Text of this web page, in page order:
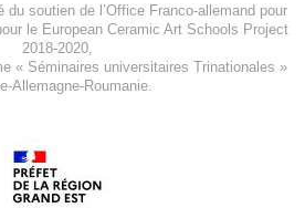
soutien de l’Office Franco-allemand pour
leEuropean Ceramic Art Schools Project
2018-2020
« Séminaires universitaires Trinationales »
Allemagne-Roumanie.